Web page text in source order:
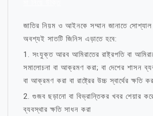
জাতির নিয়ম ও আইনকে সম্মান জানাতে সোশ্যাল
অবশ্যই সাতটি জিনিস এড়াতে হবে:
1. সংযুক্ত আরব আমিরাতের রাষ্ট্রপতি বা
সমালোচনা বা আক্রমণ করা; বা দেশের শাসন
বা আক্রমণ করা বা রাষ্ট্রের উচ্চ স্বার্থের ক্ষতি
2. গুজব ছড়ানো বা বিভ্রান্তিকর খবর শেয়ার
ব্যবস্থার ক্ষতি সাধন করা